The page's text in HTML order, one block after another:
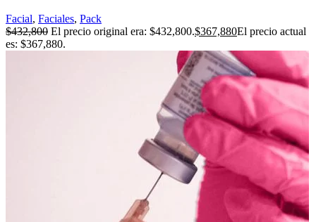
Facial, Faciales, Pack
$432,800 El precio original era: $432,800.$367,880El precio actual
es: $367,880.